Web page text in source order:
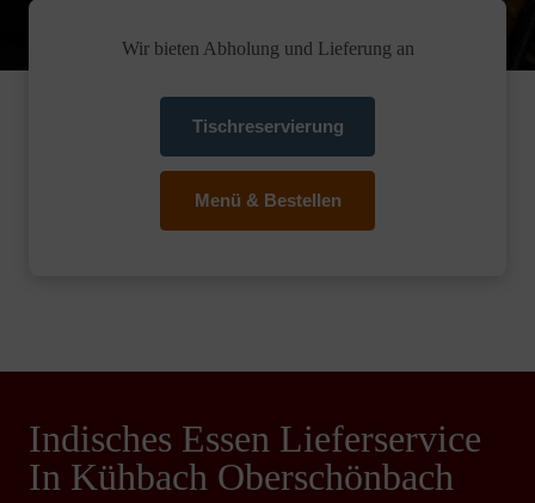
Wir bieten Abholung und Lieferung an
Tischreservierung
Menü & Bestellen
Indisches Essen Lieferservice
In Kühbach Oberschönbach